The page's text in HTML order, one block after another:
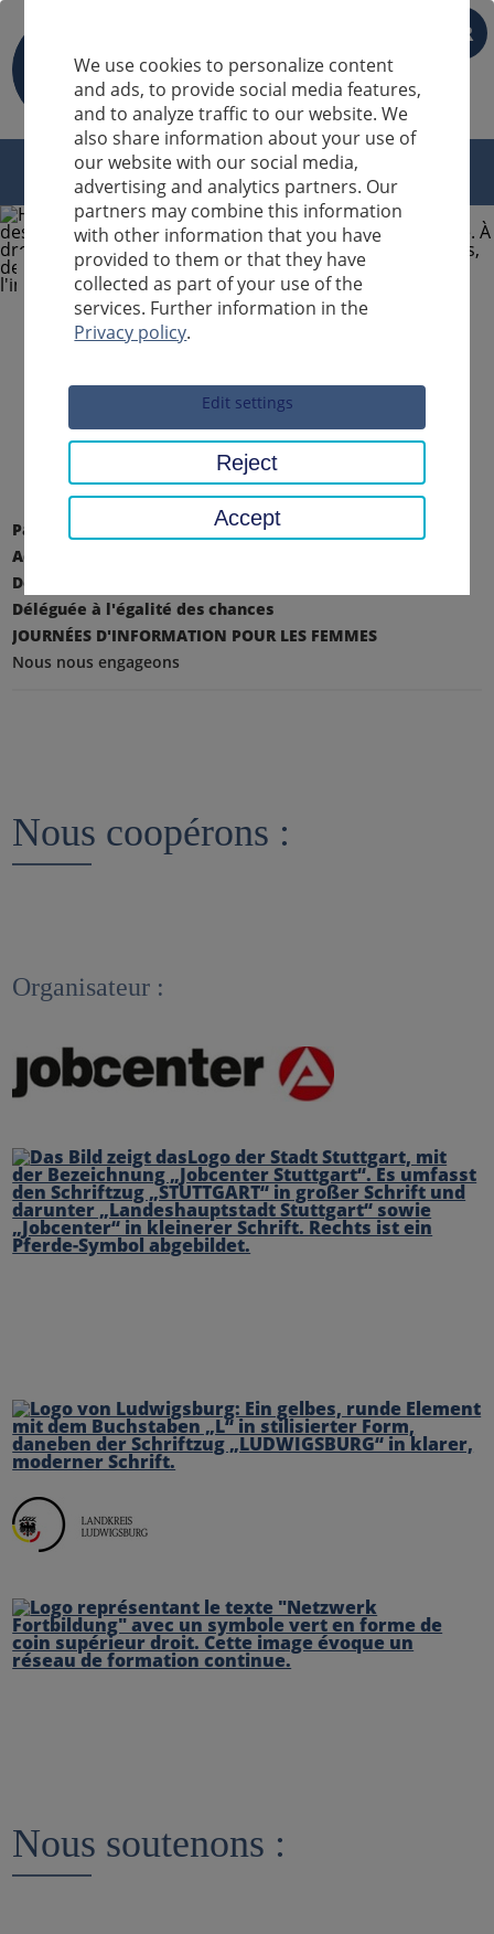
FR
Sucheingabe
Page d'accueil
Conseil régional, district
Administration du district
Département I - Contrôle central et écoles
Déléguée à l'égalité des chances
JOURNÉES D'INFORMATION POUR LES FEMMES
Nous nous engageons
Nous coopérons :
Organisateur :
Nous soutenons :
We use cookies to personalize content
and ads, to provide social media features,
and to analyze traffic to our website. We
also share information about your use of
our website with our social media,
advertising and analytics partners. Our
partners may combine this information
with other information that you have
provided to them or that they have
collected as part of your use of the
services. Further information in the
Privacy policy.
Edit settings
Reject
Accept